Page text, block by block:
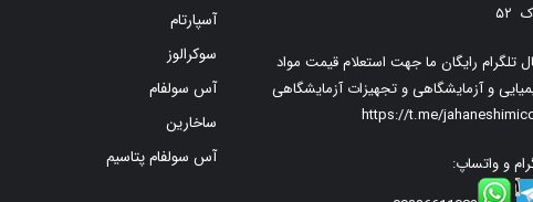
تلگرام رایگان ما جهت استعلام قیمت مواد
و آزمایشگاهی و تجهیزات آزمایشگاهی
https://t.me/
و واتساپ:
آسپارتام
سوکرالوز
آس سولفام
ساخارین
آس سولفام پتاسیم